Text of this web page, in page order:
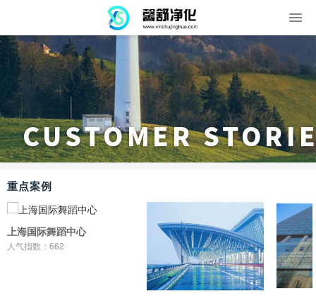
重点案例
上海国际舞蹈中心
人气指数：662